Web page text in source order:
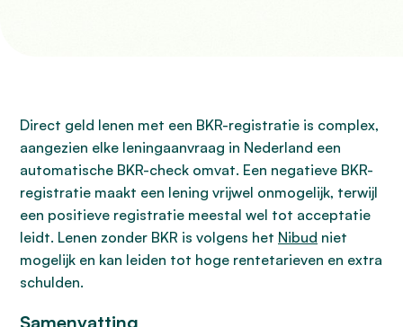
Direct geld lenen met een BKR-registratie is complex,
aangezien elke leningaanvraag in Nederland een
automatische BKR-check omvat. Een negatieve BKR-
registratie maakt een lening vrijwel onmogelijk, terwijl
een positieve registratie meestal wel tot acceptatie
leidt. Lenen zonder BKR is volgens het Nibud niet
mogelijk en kan leiden tot hoge rentetarieven en extra
schulden.
Samenvatting